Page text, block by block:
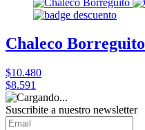
Chaleco Borreguito
$10.480
$8.591
Suscribite a nuestro newsletter